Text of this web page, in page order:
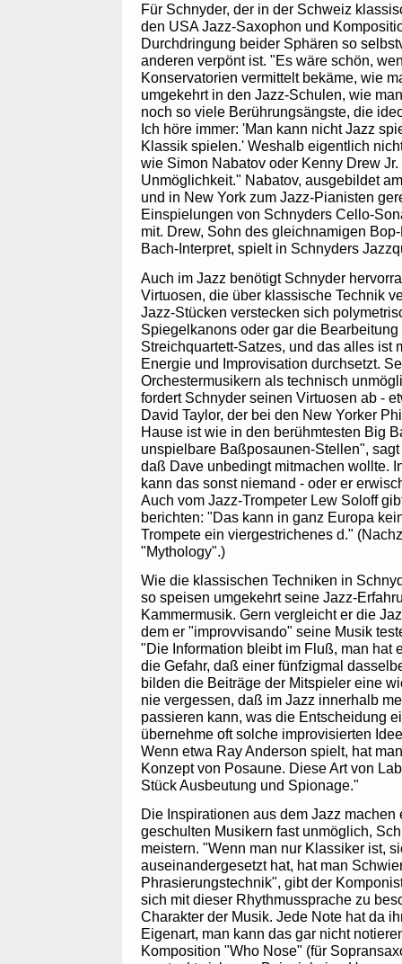
Für Schnyder, der in der Schweiz
den USA Jazz-Saxophon und
Durchdringung beider Sphären so
anderen verpönt ist. "Es wäre schön,
Konservatorien vermittelt bekäme, wie
umgekehrt in den Jazz-Schulen, wie
noch so viele Berührungsängste, die
Ich höre immer: 'Man kann nicht Jazz
Klassik spielen.' Weshalb eigentlich
wie Simon Nabatov oder Kenny Drew
Unmöglichkeit." Nabatov, ausgebildet
und in New York zum Jazz-Pianisten
Einspielungen von Schnyders Cello-
mit. Drew, Sohn des gleichnamigen
Bach-Interpret, spielt in Schnyders
Auch im Jazz benötigt Schnyder
Virtuosen, die über klassische Technik
Jazz-Stücken verstecken sich
Spiegelkanons oder gar die
Streichquartett-Satzes, und das alles ist
Energie und Improvisation durchsetzt.
Orchestermusikern als technisch
fordert Schnyder seinen Virtuosen ab -
David Taylor, der bei den New Yorker
Hause ist wie in den berühmtesten Big
unspielbare Baßposaunen-Stellen",
daß Dave unbedingt mitmachen wollte.
kann das sonst niemand - oder er
Auch vom Jazz-Trompeter Lew Soloff
berichten: "Das kann in ganz Europa
Trompete ein viergestrichenes d."
"Mythology".)
Wie die klassischen Techniken in
so speisen umgekehrt seine Jazz-
Kammermusik. Gern vergleicht er die
dem er "improvvisando" seine Musik
"Die Information bleibt im Fluß, man hat
die Gefahr, daß einer fünfzigmal
bilden die Beiträge der Mitspieler eine
nie vergessen, daß im Jazz innerhalb
passieren kann, was die Entscheidung
übernehme oft solche improvisierten
Wenn etwa Ray Anderson spielt, hat
Konzept von Posaune. Diese Art von
Stück Ausbeutung und Spionage."
Die Inspirationen aus dem Jazz machen
geschulten Musikern fast unmöglich,
meistern. "Wenn man nur Klassiker ist,
auseinandergesetzt hat, hat man
Phrasierungstechnik", gibt der
sich mit dieser Rhythmussprache zu
Charakter der Musik. Jede Note hat da
Eigenart, man kann das gar nicht
Komposition "Who Nose" (für